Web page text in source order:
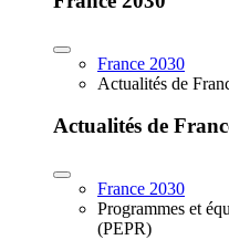
France 2030
Actualités de
Actualités de
France 2030
Programmes et
(PEPR)